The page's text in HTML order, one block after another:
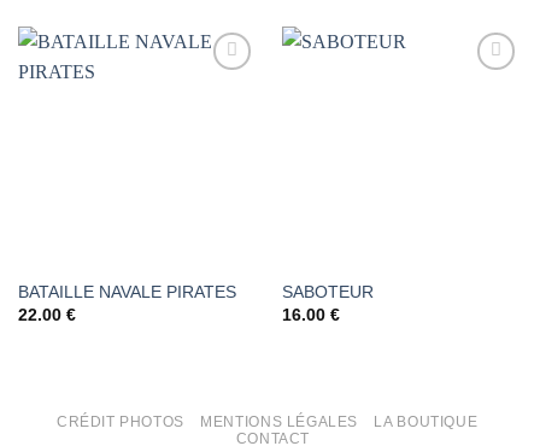
BATAILLE NAVALE PIRATES
22.00 €
SABOTEUR
16.00 €
CRÉDIT PHOTOS MENTIONS LÉGALES
LA BOUTIQUE
CONTACT